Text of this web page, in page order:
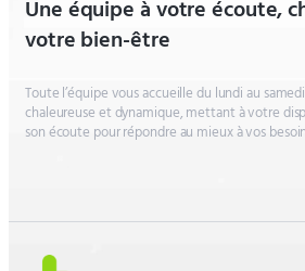
Une équipe à votre écoute,
votre bien-être
Toute l’équipe vous accueille du lundi au
chaleureuse et dynamique, mettant à votre
son écoute pour répondre au mieux à vos